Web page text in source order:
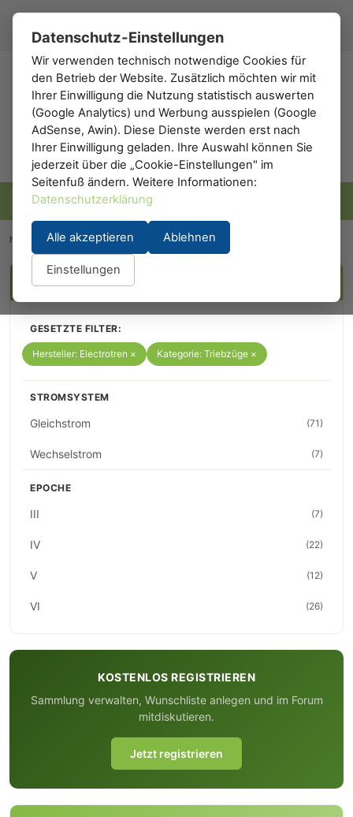
h0 .de
h0.eu Modelleisenbahn / Triebzüge / Electrotren
FILTER
GESETZTE FILTER:
Hersteller: Electrotren × Kategorie: Triebzüge ×
STROMSYSTEM
Gleichstrom (71)
Wechselstrom (7)
EPOCHE
III (7)
IV (22)
V (12)
VI (26)
KOSTENLOS REGISTRIEREN
Sammlung verwalten, Wunschliste anlegen und im Forum
mitdiskutieren.
Jetzt registrieren
Datenschutz-Einstellungen
Wir verwenden technisch notwendige Cookies für
den Betrieb der Website. Zusätzlich möchten wir mit
Ihrer Einwilligung die Nutzung statistisch auswerten
(Google Analytics) und Werbung ausspielen (Google
AdSense, Awin). Diese Dienste werden erst nach
Ihrer Einwilligung geladen. Ihre Auswahl können Sie
jederzeit über die „Cookie-Einstellungen" im
Seitenfuß ändern. Weitere Informationen:
Datenschutzerklärung
Alle akzeptieren Ablehnen
Einstellungen